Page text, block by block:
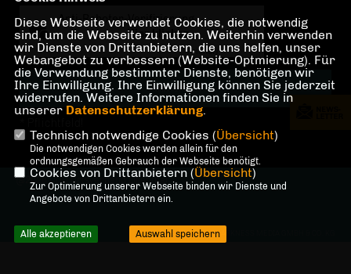
Anti-Roboter-Verifizierung
Hier klicken
Friendly Captcha ⇗
@2026 CDU Ortsverband Lilienthal
Alle Rechte vorbehalten.
REALISATION: SHARKNESS MEDIA GMBH & CO. KG
Diese Webseite verwendet Cookies, die notwendig
sind, um die Webseite zu nutzen. Weiterhin verwenden
wir Dienste von Drittanbietern, die uns helfen, unser
Webangebot zu verbessern (Website-Optmierung). Für
die Verwendung bestimmter Dienste, benötigen wir
Ihre Einwilligung. Ihre Einwilligung können Sie jederzeit
widerrufen. Weitere Informationen finden Sie in
unserer Datenschutzerklärung.
Technisch notwendige Cookies (Übersicht)
Die notwendigen Cookies werden allein für den
ordnungsgemäßen Gebrauch der Webseite benötigt.
Cookies von Drittanbietern (Übersicht)
Zur Optimierung unserer Webseite binden wir Dienste und
Angebote von Drittanbietern ein.
Alle akzeptieren Auswahl speichern